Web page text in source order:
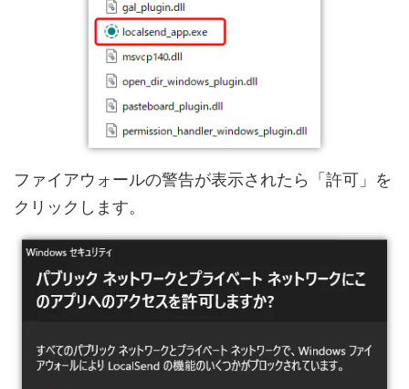
ファイアウォールの警告が表示されたら「許可」を
クリックします。